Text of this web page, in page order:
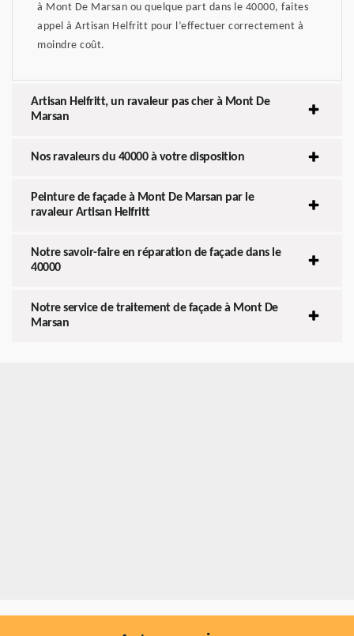
à Mont De Marsan ou quelque part dans le 40000, faites
appel à Artisan Helfritt pour l’effectuer correctement à
moindre coût.
Artisan Helfritt, un ravaleur pas cher à Mont De
Marsan
Nos ravaleurs du 40000 à votre disposition
Peinture de façade à Mont De Marsan par le
ravaleur Artisan Helfritt
Notre savoir-faire en réparation de façade dans le
40000
Notre service de traitement de façade à Mont De
Marsan